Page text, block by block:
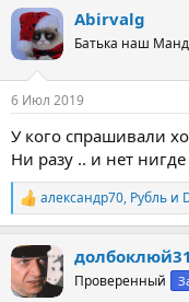
к
ц
и
Abirvalg
Батька наш
6 Июл 2019
У кого спрашивали
Ни разу .. и нет
Р
е
к
ц
и
александр70, Рубль и
Проверенный